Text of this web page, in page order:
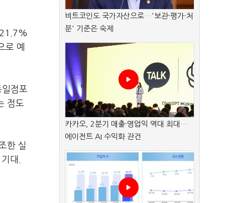
로 예
점포
점도
한 실
대.
비트코인도 국가자산으로…'보관·평가·처
분' 기준은 숙제
카카오, 2분기 매출·영업익 역대 최대…
에이전트 AI 수익화 관건